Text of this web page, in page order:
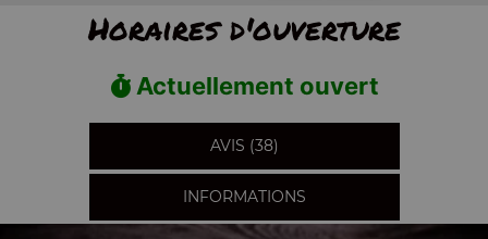
Horaires d'ouverture
Actuellement ouvert
AVIS (38)
INFORMATIONS